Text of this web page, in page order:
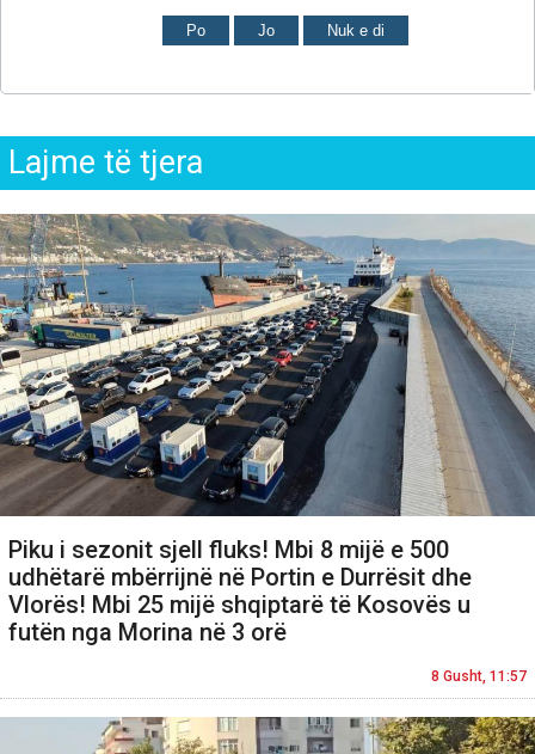
Po Jo Nuk e di
Lajme të tjera
Piku i sezonit sjell fluks! Mbi 8 mijë e 500
udhëtarë mbërrijnë në Portin e Durrësit dhe
Vlorës! Mbi 25 mijë shqiptarë të Kosovës u
futën nga Morina në 3 orë
8 Gusht, 11:57